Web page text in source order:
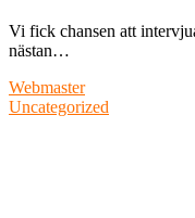
Vi fick chansen att
nästan…
Webmaster
Uncategorized